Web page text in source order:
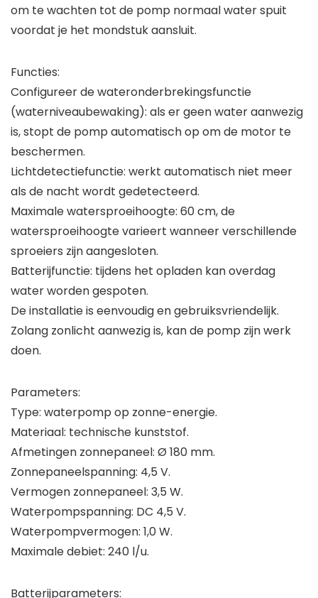
om te wachten tot de pomp normaal water spuit
voordat je het mondstuk aansluit.
Functies:
Configureer de wateronderbrekingsfunctie
(waterniveaubewaking): als er geen water aanwezig
is, stopt de pomp automatisch op om de motor te
beschermen.
Lichtdetectiefunctie: werkt automatisch niet meer
als de nacht wordt gedetecteerd.
Maximale watersproeihoogte: 60 cm, de
watersproeihoogte varieert wanneer verschillende
sproeiers zijn aangesloten.
Batterijfunctie: tijdens het opladen kan overdag
water worden gespoten.
De installatie is eenvoudig en gebruiksvriendelijk.
Zolang zonlicht aanwezig is, kan de pomp zijn werk
doen.
Parameters:
Type: waterpomp op zonne-energie.
Materiaal: technische kunststof.
Afmetingen zonnepaneel: Ø 180 mm.
Zonnepaneelspanning: 4,5 V.
Vermogen zonnepaneel: 3,5 W.
Waterpompspanning: DC 4,5 V.
Waterpompvermogen: 1,0 W.
Maximale debiet: 240 l/u.
Batterijparameters: